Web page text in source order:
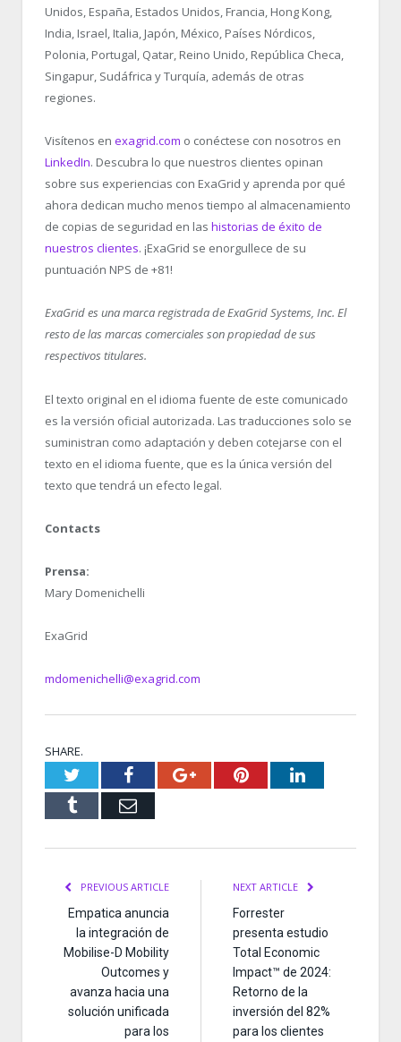
Unidos, España, Estados Unidos, Francia, Hong Kong,
India, Israel, Italia, Japón, México, Países Nórdicos,
Polonia, Portugal, Qatar, Reino Unido, República Checa,
Singapur, Sudáfrica y Turquía, además de otras
regiones.
Visítenos en exagrid.com o conéctese con nosotros en
LinkedIn. Descubra lo que nuestros clientes opinan
sobre sus experiencias con ExaGrid y aprenda por qué
ahora dedican mucho menos tiempo al almacenamiento
de copias de seguridad en las historias de éxito de
nuestros clientes. ¡ExaGrid se enorgullece de su
puntuación NPS de +81!
ExaGrid es una marca registrada de ExaGrid Systems, Inc. El
resto de las marcas comerciales son propiedad de sus
respectivos titulares.
El texto original en el idioma fuente de este comunicado
es la versión oficial autorizada. Las traducciones solo se
suministran como adaptación y deben cotejarse con el
texto en el idioma fuente, que es la única versión del
texto que tendrá un efecto legal.
Contacts
Prensa:
Mary Domenichelli
ExaGrid
mdomenichelli@exagrid.com
SHARE.
TwitterFacebookGoogle+PinterestLinkedIn
Tumblr Email
PREVIOUS ARTICLE
Empatica anuncia
la integración de
Mobilise-D Mobility
Outcomes y
avanza hacia una
solución unificada
para los
NEXT ARTICLE
Forrester
presenta estudio
Total Economic
Impact™ de 2024:
Retorno de la
inversión del 82%
para los clientes